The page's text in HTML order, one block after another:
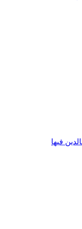
فیها